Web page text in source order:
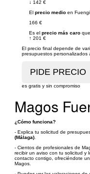
↓ 142 €
El precio medio en
166 €
Es el precio más caro
↑ 201 €
El precio final depende de
presupuestos personalizados
es gratis y sin compromiso
Magos
¿Cómo funciona?
- Explica tu solicitud de
(Málaga)
- Cientos de profesionales de
recibir un aviso con tu solicitud y
contacto contigo, ofreciéndote
Magos.